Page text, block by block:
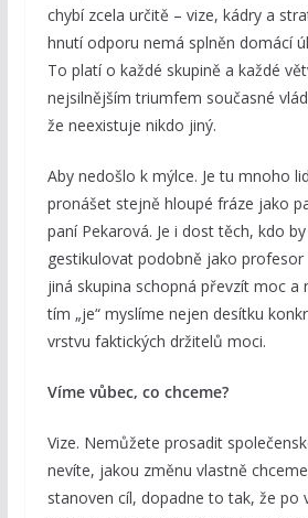
chybí zcela určitě – vize, kádry a
hnutí odporu nemá splněn domácí
To platí o každé skupině a každé
nejsilnějším triumfem současné
že neexistuje nikdo jiný.
Aby nedošlo k mýlce. Je tu mnoho
pronášet stejně hloupé fráze jako
paní Pekarová. Je i dost těch, kdo
gestikulovat podobně jako profesor
jiná skupina schopná převzít moc a
tím „je“ myslíme nejen desítku
vrstvu faktických držitelů moci.
Víme vůbec, co chceme?
Vize. Nemůžete prosadit
nevíte, jakou změnu vlastně
stanoven cíl, dopadne to tak, že po